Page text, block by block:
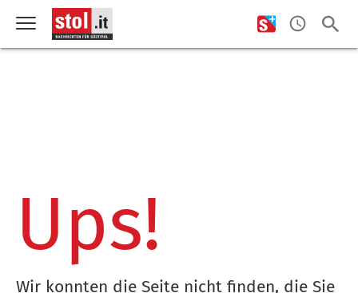
Ups!
Wir konnten die Seite nicht finden, die Sie